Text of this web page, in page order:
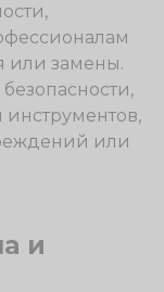
или замены.
или
и